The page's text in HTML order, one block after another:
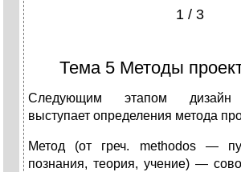
1 / 3
Тема 5 Методы
Следующим этапом дизайн
выступает определения метода
Метод (от греч. methodos —
познания, теория, учение) —